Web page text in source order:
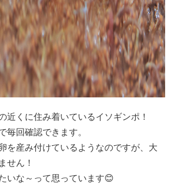
近くに住み着いているイソギンポ！
毎回確認できます。
を産み付けているようなのですが、大
せん！
いな～って思っています😊